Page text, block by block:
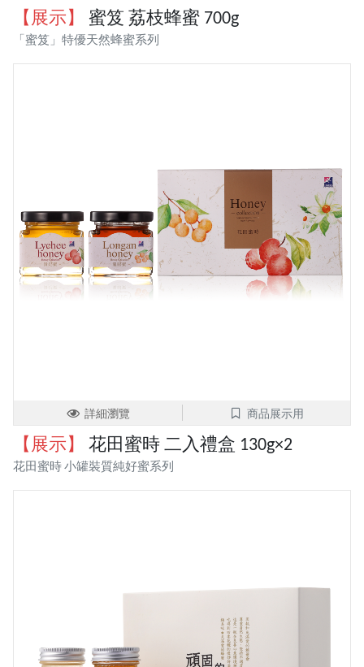
【展示】 蜜笈 荔枝蜂蜜 700g
「蜜笈」特優天然蜂蜜系列
詳細瀏覽 商品展示用
【展示】 花田蜜時 二入禮盒 130g×2
花田蜜時 小罐裝質純好蜜系列